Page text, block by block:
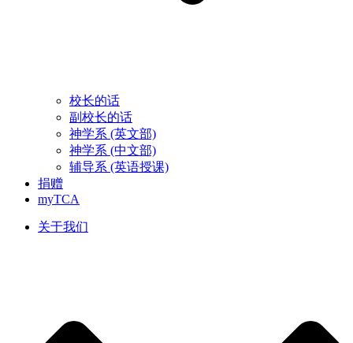
校长的话
副校长的话
神学系 (英文部)
神学系 (中文部)
辅导系 (英语授课)
捐赠
myTCA
关于我们